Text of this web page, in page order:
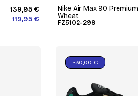
139,95 €
119,95 €
Nike Air Max 90 Premium
Wheat
FZ5102-299
-30,00 €